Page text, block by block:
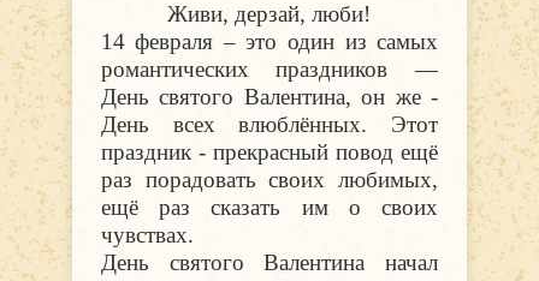
Живи, дерзай, люби!
14 февраля – это один из самых
романтических праздников —
День святого Валентина, он же -
День всех влюблённых. Этот
праздник - прекрасный повод ещё
раз порадовать своих любимых,
ещё раз сказать им о своих
чувствах.
День святого Валентина начал